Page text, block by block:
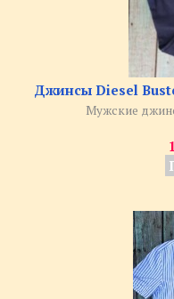
Джинсы Diesel
Мужские